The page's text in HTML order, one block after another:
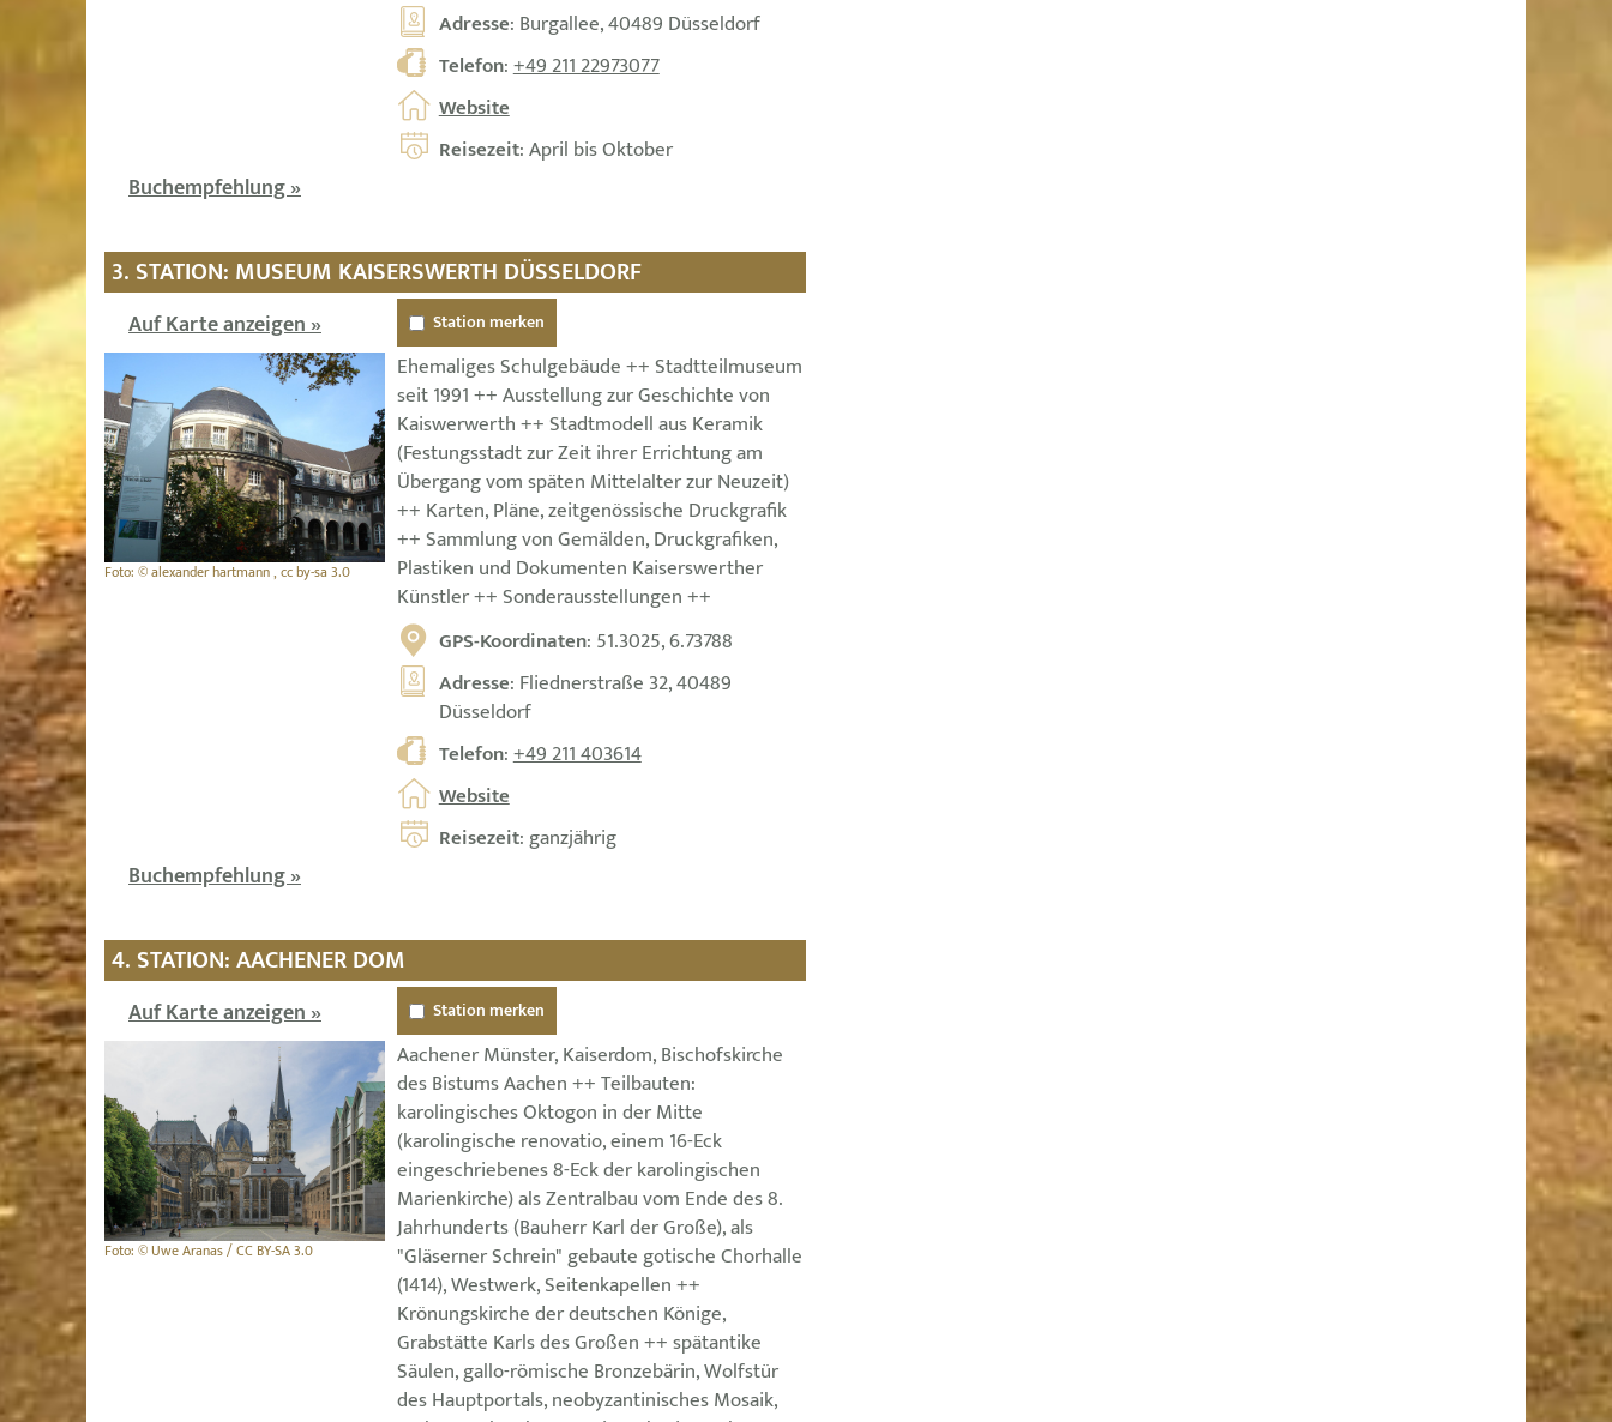
Adresse: Burgallee, 40489 Düsseldorf
Telefon:+49 211 22973077
Website
Reisezeit: April bis Oktober
Buchempfehlung »
3. STATION: MUSEUM KAISERSWERTH DÜSSELDORF
Auf Karte anzeigen »
Foto: © alexander hartmann , cc by-sa 3.0
Station merken
Ehemaliges Schulgebäude ++ Stadtteilmuseum
seit 1991 ++ Ausstellung zur Geschichte von
Kaiswerwerth ++ Stadtmodell aus Keramik
(Festungsstadt zur Zeit ihrer Errichtung am
Übergang vom späten Mittelalter zur Neuzeit)
++ Karten, Pläne, zeitgenössische Druckgrafik
++ Sammlung von Gemälden, Druckgrafiken,
Plastiken und Dokumenten Kaiserswerther
Künstler ++ Sonderausstellungen ++
GPS-Koordinaten: 51.3025, 6.73788
Adresse: Fliednerstraße 32, 40489
Düsseldorf
Telefon:+49 211 403614
Website
Reisezeit: ganzjährig
Buchempfehlung »
4. STATION: AACHENER DOM
Auf Karte anzeigen »
Foto: © Uwe Aranas / CC BY-SA 3.0
Station merken
Aachener Münster, Kaiserdom, Bischofskirche
des Bistums Aachen ++ Teilbauten:
karolingisches Oktogon in der Mitte
(karolingische renovatio, einem 16-Eck
eingeschriebenes 8-Eck der karolingischen
Marienkirche) als Zentralbau vom Ende des 8.
Jahrhunderts (Bauherr Karl der Große), als
"Gläserner Schrein" gebaute gotische Chorhalle
(1414), Westwerk, Seitenkapellen ++
Krönungskirche der deutschen Könige,
Grabstätte Karls des Großen ++ spätantike
Säulen, gallo-römische Bronzebärin, Wolfstür
des Hauptportals, neobyzantinisches Mosaik,